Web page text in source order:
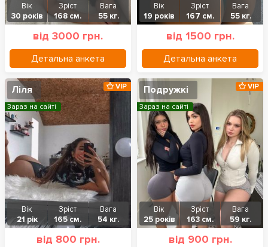
Вік
30 років
Зріст
168 см.
Вага
55 кг.
від 3000 грн.
Детальна анкета
Вік
19 років
Зріст
167 см.
Вага
55 кг.
від 1500 грн.
Детальна анкета
Ліля
Вік
21 рік
Зріст
165 см.
Вага
54 кг.
від 800 грн.
VIP
Зараз на сайті
Подружкі
Вік
25 років
Зріст
163 см.
Вага
59 кг.
від 900 грн.
VIP
Зараз на сайті